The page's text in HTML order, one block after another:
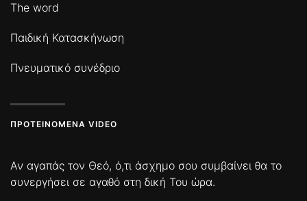
The word
Παιδική Κατασκήνωση
Πνευματικό συνέδριο
ΠΡΟΤΕΙΝΌΜΕΝΑ VIDEO
Αν αγαπάς τον Θεό, ό,τι άσχημο σου συμβαίνει θα το
συνεργήσει σε αγαθό στη δική Του ώρα.